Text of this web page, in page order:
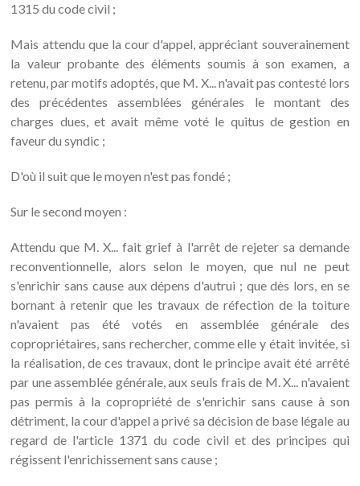
1315 du code civil ;
Mais attendu que la cour d'appel, appréciant souverainement
la valeur probante des éléments soumis à son examen, a
retenu, par motifs adoptés, que M. X... n'avait pas contesté lors
des précédentes assemblées générales le montant des
charges dues, et avait même voté le quitus de gestion en
faveur du syndic ;
D'où il suit que le moyen n'est pas fondé ;
Sur le second moyen :
Attendu que M. X... fait grief à l'arrêt de rejeter sa demande
reconventionnelle, alors selon le moyen, que nul ne peut
s'enrichir sans cause aux dépens d'autrui ; que dès lors, en se
bornant à retenir que les travaux de réfection de la toiture
n'avaient pas été votés en assemblée générale des
copropriétaires, sans rechercher, comme elle y était invitée, si
la réalisation, de ces travaux, dont le principe avait été arrêté
par une assemblée générale, aux seuls frais de M. X... n'avaient
pas permis à la copropriété de s'enrichir sans cause à son
détriment, la cour d'appel a privé sa décision de base légale au
regard de l'article 1371 du code civil et des principes qui
régissent l'enrichissement sans cause ;